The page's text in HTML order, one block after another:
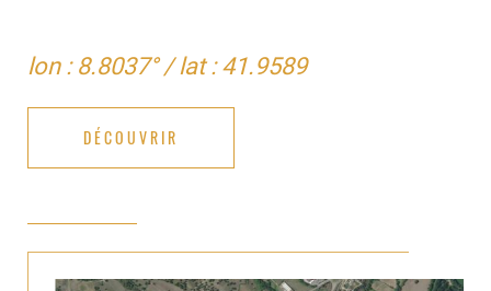
lon : 8.8037° / lat : 41.9589
DÉCOUVRIR
volets roulants électriques, finitions personnalisées) et son
isolation naturelle avec un déphasage de 14 heures (protection